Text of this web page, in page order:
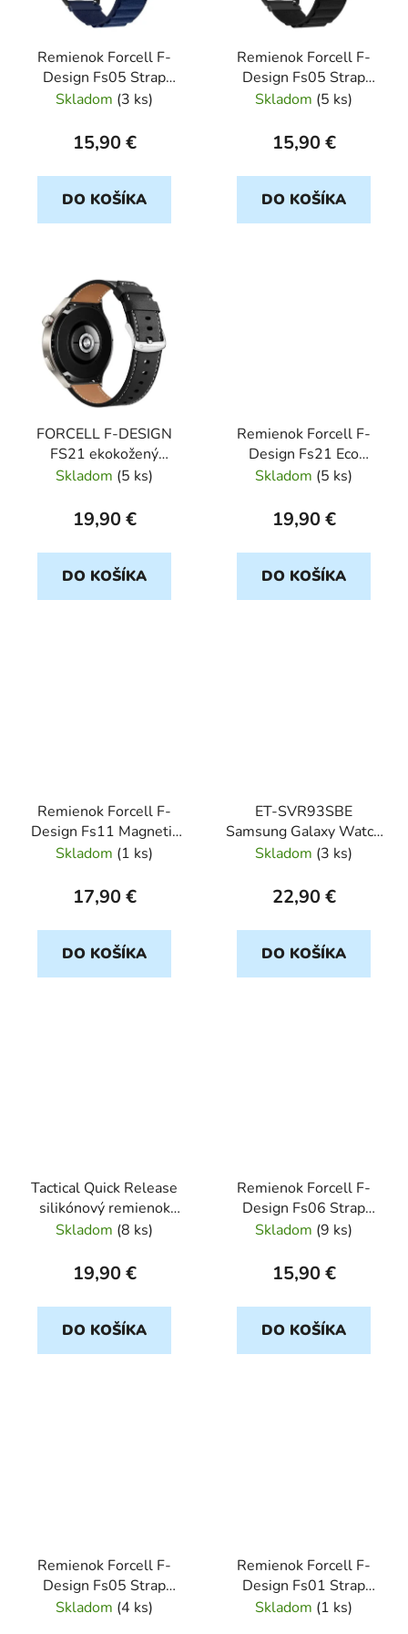
Remienok Forcell F-
Design Fs05 Strap
Samsung Galaxy Watch
Skladom (3 ks)
15,90 €
DO KOŠÍKA
Remienok Forcell F-
Design Fs05 Strap
Samsung Galaxy Watch
Skladom (5 ks)
15,90 €
DO KOŠÍKA
FORCELL F-DESIGN
FS21 ekokožený
remienok pre hodinky
Skladom (5 ks)
19,90 €
DO KOŠÍKA
Remienok Forcell F-
Design Fs21 Eco
Leather Strap Samsung
hnedý
Skladom (5 ks)
19,90 €
DO KOŠÍKA
Remienok Forcell F-
Design Fs11 Magnetic
Stailess Steel Strap
20mm čierny
Skladom (1 ks)
17,90 €
DO KOŠÍKA
ET-SVR93SBE
Samsung Galaxy Watch
6/6 Classic textilný
Skladom (3 ks)
22,90 €
DO KOŠÍKA
Tactical Quick Release
silikónový remienok
20mm čierny
Skladom (8 ks)
19,90 €
DO KOŠÍKA
Remienok Forcell F-
Design Fs06 Strap
Samsung Galaxy Watch
Skladom (9 ks)
15,90 €
DO KOŠÍKA
Remienok Forcell F-
Design Fs05 Strap
Samsung Galaxy Watch
Skladom (4 ks)
Remienok Forcell F-
Design Fs01 Strap
Samsung Galaxy Watch
Skladom (1 ks)